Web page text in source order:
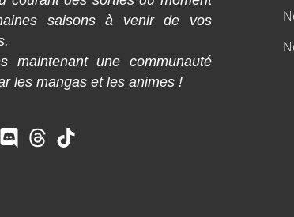
saisons à venir de vos
maintenant une communauté
les mangas et les animes !